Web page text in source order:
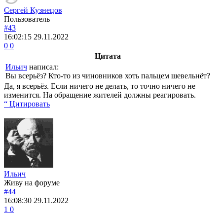
Сергей Кузнецов
Пользователь
#43
16:02:15 29.11.2022
0 0
Цитата
Ильич написал:
Вы всерьёз? Кто-то из чиновников хоть пальцем шевельнёт?
Да, я всерьёз. Если ничего не делать, то точно ничего не
изменится. На обращение жителей должны реагировать.
“ Цитировать
Ильич
Живу на форуме
#44
16:08:30 29.11.2022
1 0